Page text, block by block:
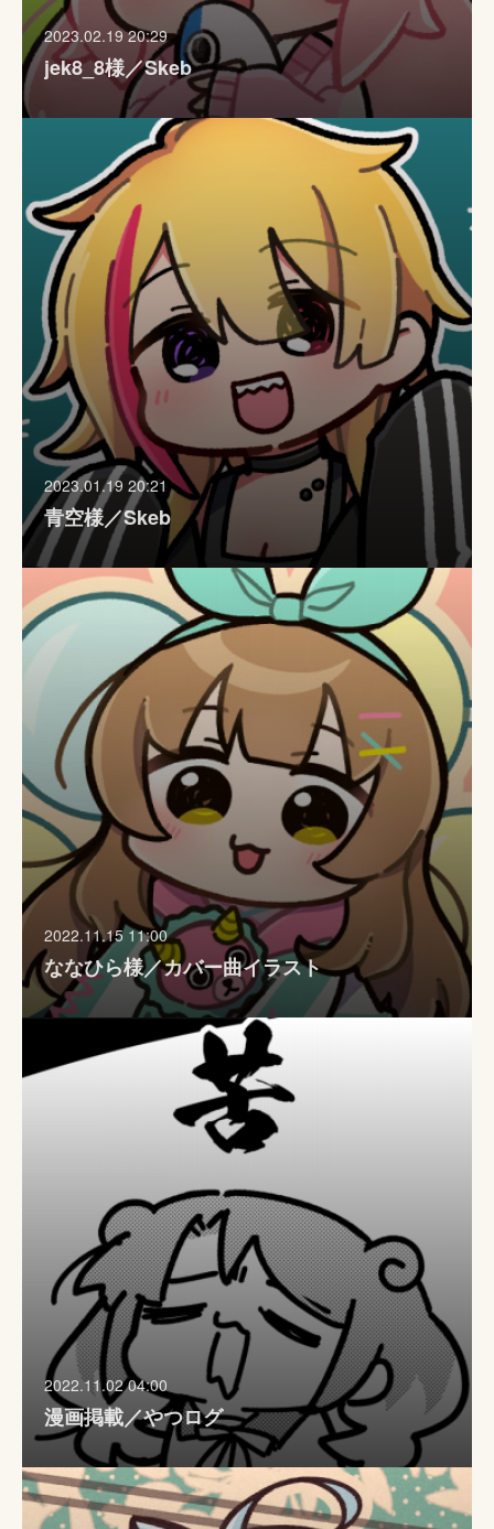
2023.02.19 20:29
jek8_8様／Skeb
2023.01.19 20:21
青空様／Skeb
2022.11.15 11:00
ななひら様／カバー曲イラスト
2022.11.02 04:00
漫画掲載／やつログ